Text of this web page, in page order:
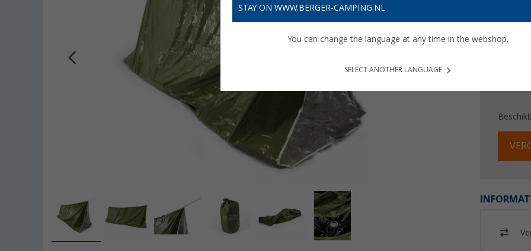
STAY ON WWW.BERGER-CAMPING.NL
You can change the language at any time in the webshop.
SELECT ANOTHER LANGUAGE